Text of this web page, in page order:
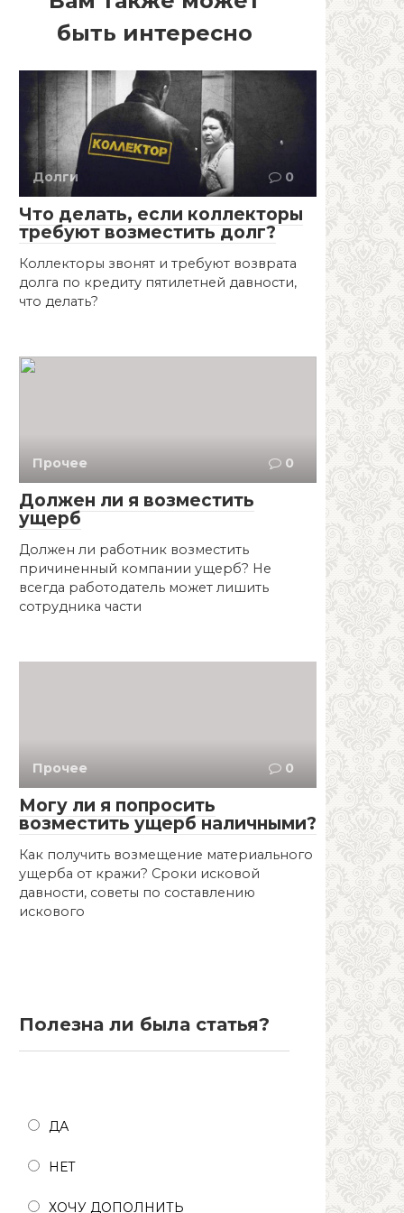
быть интересно
Долги 0
Что делать, если коллекторы
требуют возместить долг?
Коллекторы звонят и требуют возврата
долга по кредиту пятилетней давности,
что делать?
Прочее 0
Должен ли я возместить
ущерб
Должен ли работник возместить
причиненный компании ущерб? Не
всегда работодатель может лишить
сотрудника части
Прочее 0
Могу ли я попросить
возместить ущерб наличными?
Как получить возмещение материального
ущерба от кражи? Сроки исковой
давности, советы по составлению
искового
Полезна ли была статья?
ДА
НЕТ
ХОЧУ ДОПОЛНИТЬ